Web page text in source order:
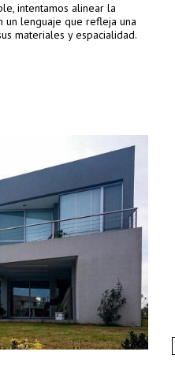
intentamos alinear la
un lenguaje que refleja una
materiales y espacialidad.